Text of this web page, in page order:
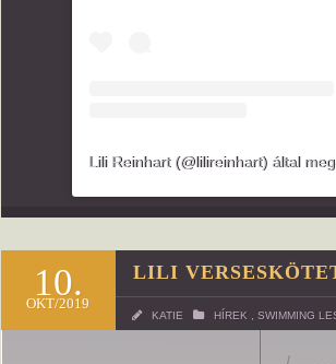
Lili Reinhart (@lilireinhart) által
10.
OKT/2019
LILI
KATIE HÍREK SWIMMING